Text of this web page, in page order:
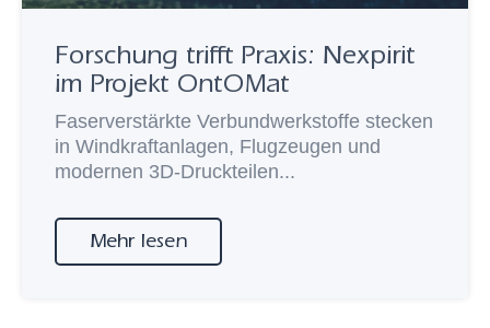
Forschung trifft Praxis: Nexpirit
im Projekt OntOMat
Faserverstärkte Verbundwerkstoffe stecken
in Windkraftanlagen, Flugzeugen und
modernen 3D-Druckteilen...
Mehr lesen